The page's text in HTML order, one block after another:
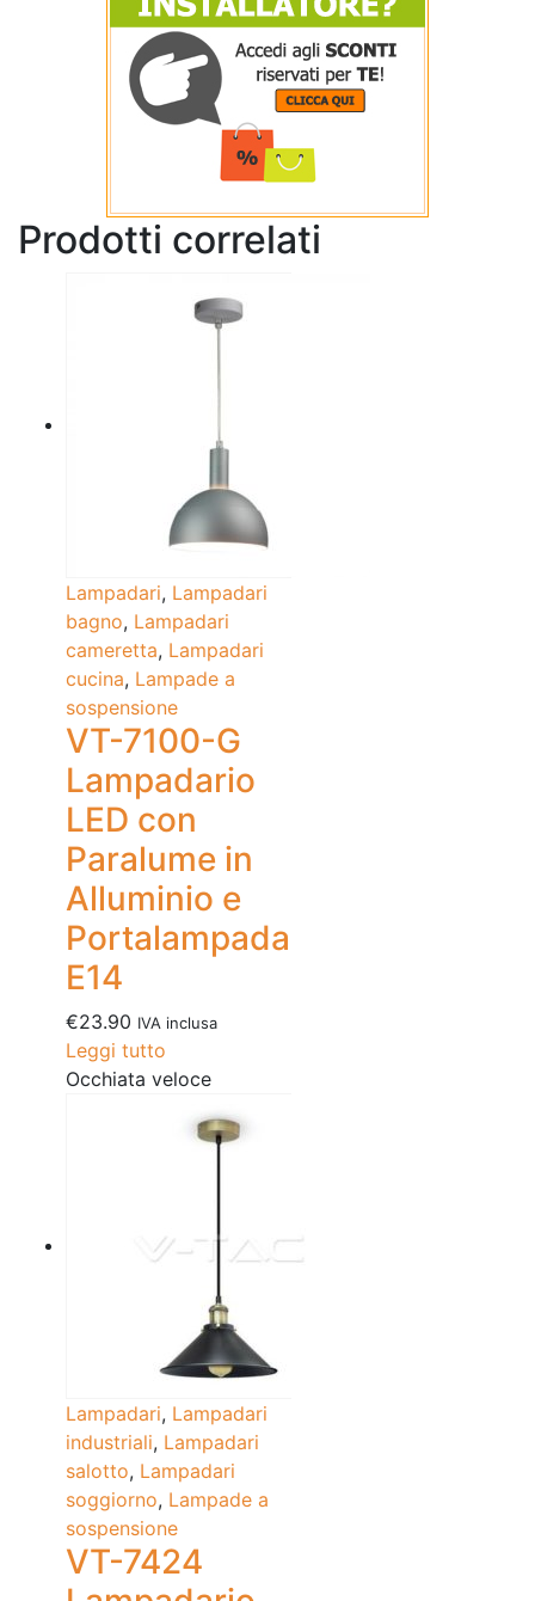
Prodotti correlati
Lampadari, Lampadari
bagno, Lampadari
cameretta, Lampadari
cucina, Lampade a
sospensione
VT-7100-G
Lampadario
LED con
Paralume in
Alluminio e
Portalampada
E14
€23.90 IVA inclusa
Leggi tutto
Occhiata veloce
Lampadari, Lampadari
industriali, Lampadari
salotto, Lampadari
soggiorno, Lampade a
sospensione
VT-7424